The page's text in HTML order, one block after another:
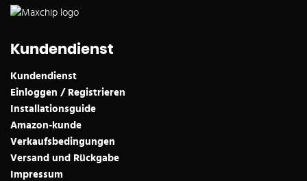
Kundendienst
Kundendienst
Einloggen / Registrieren
Installationsguide
Amazon-kunde
Verkaufsbedingungen
Versand und Rückgabe
Impressum